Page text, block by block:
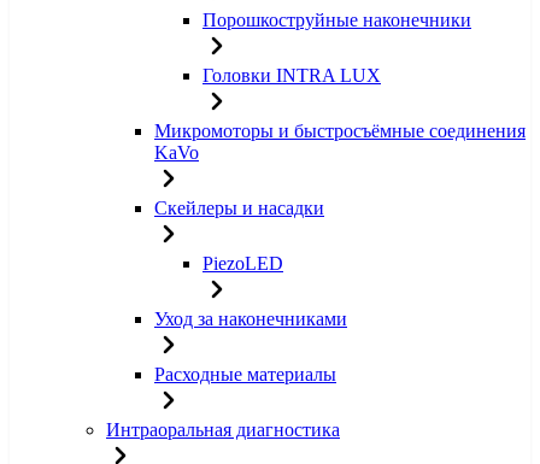
Порошкоструйные наконечники
Головки INTRA LUX
Микромоторы и быстросъёмные соединения
KaVo
Скейлеры и насадки
PiezoLED
Уход за наконечниками
Расходные материалы
Интраоральная диагностика